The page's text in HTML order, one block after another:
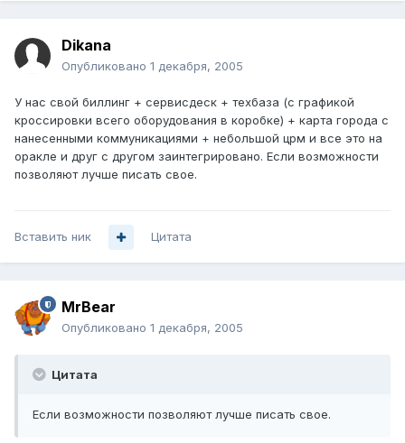
Dikana
Опубликовано 1 декабря, 2005
У нас свой биллинг + сервисдеск + техбаза (с графикой
кроссировки всего оборудования в коробке) + карта города с
нанесенными коммуникациями + небольшой црм и все это на
оракле и друг с другом заинтегрировано. Если возможности
позволяют лучше писать свое.
Вставить ник Цитата
MrBear
Опубликовано 1 декабря, 2005
Цитата
Если возможности позволяют лучше писать свое.